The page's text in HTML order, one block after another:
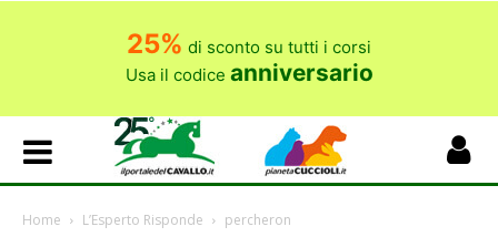
25% di sconto su tutti i corsi
Usa il codice anniversario
Home L’Esperto Risponde percheron